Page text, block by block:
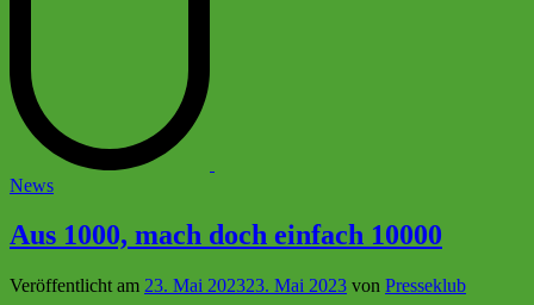
Veröffentlicht
News
Aus 1000, mach doch einfach 10000
Veröffentlicht am 23. Mai 202323. Mai 2023 von Presseklub